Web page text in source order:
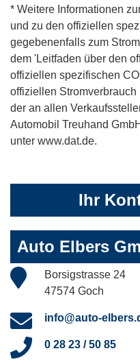
* Weitere Informationen
und zu den offiziellen
gegebenenfalls zum
dem 'Leitfaden über den
offiziellen spezifischen CO
offiziellen
der an allen
Automobil Treuhand
unter www.dat.de.
Ihr
Auto Elbers
Borsigstrasse 24
47574 Goch
info@auto-
0 28 23 / 50 85